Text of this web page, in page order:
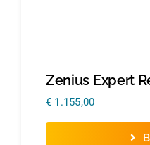
Zenius Expert
€ 1.155,00